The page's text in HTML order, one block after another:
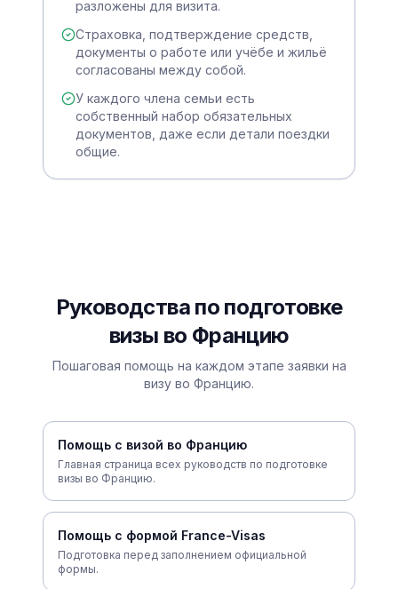
разложены для визита.
Страховка, подтверждение средств,
документы о работе или учёбе и жильё
согласованы между собой.
У каждого члена семьи есть
собственный набор обязательных
документов, даже если детали поездки
общие.
Руководства по подготовке
визы во Францию
Пошаговая помощь на каждом этапе заявки на
визу во Францию.
Помощь с визой во Францию
Главная страница всех руководств по подготовке
визы во Францию.
Помощь с формой France-Visas
Подготовка перед заполнением официальной
формы.